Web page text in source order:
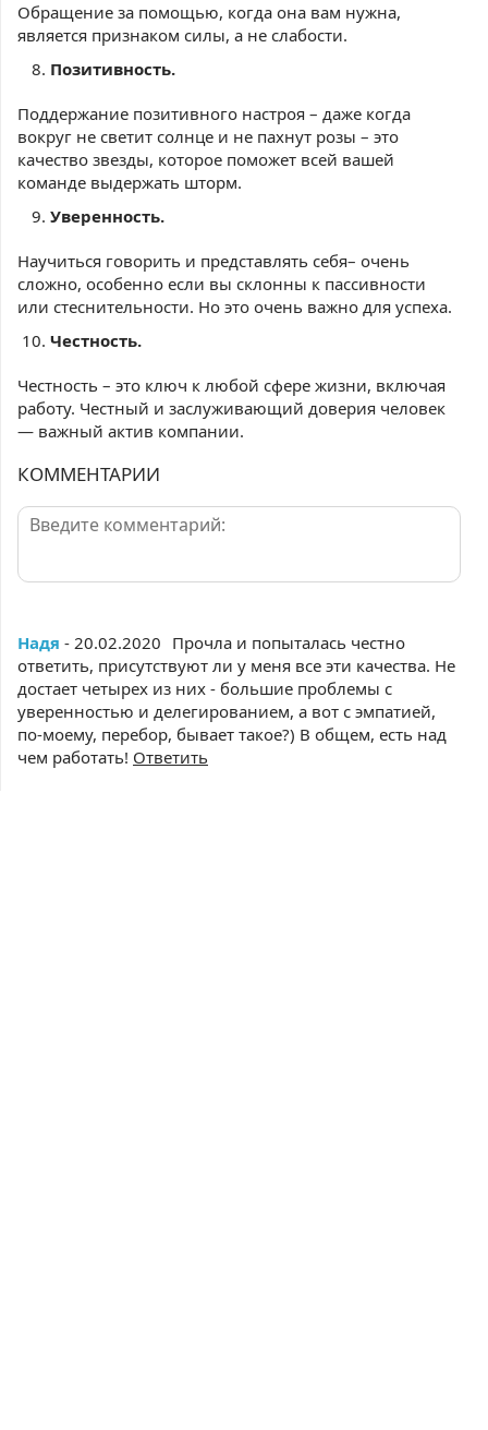
Обращение за помощью, когда она вам нужна,
является признаком силы, а не слабости.
Позитивность.
Поддержание позитивного настроя – даже когда
вокруг не светит солнце и не пахнут розы – это
качество звезды, которое поможет всей вашей
команде выдержать шторм.
Уверенность.
Научиться говорить и представлять себя– очень
сложно, особенно если вы склонны к пассивности
или стеснительности. Но это очень важно для успеха.
Честность.
Честность – это ключ к любой сфере жизни, включая
работу. Честный и заслуживающий доверия человек
— важный актив компании.
КОММЕНТАРИИ
Надя - 20.02.2020 Прочла и попыталась честно
ответить, присутствуют ли у меня все эти качества. Не
достает четырех из них - большие проблемы с
уверенностью и делегированием, а вот с эмпатией,
по-моему, перебор, бывает такое?) В общем, есть над
чем работать! Ответить